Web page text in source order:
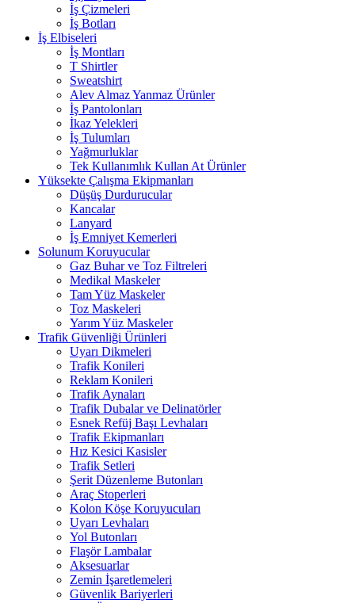
İş Çizmeleri
İş Botları
İş Elbiseleri
İş Montları
T Shirtler
Sweatshirt
Alev Almaz Yanmaz Ürünler
İş Pantolonları
İkaz Yelekleri
İş Tulumları
Yağmurluklar
Tek Kullanımlık Kullan At Ürünler
Yüksekte Çalışma Ekipmanları
Düşüş Durdurucular
Kancalar
Lanyard
İş Emniyet Kemerleri
Solunum Koruyucular
Gaz Buhar ve Toz Filtreleri
Medikal Maskeler
Tam Yüz Maskeler
Toz Maskeleri
Yarım Yüz Maskeler
Trafik Güvenliği Ürünleri
Uyarı Dikmeleri
Trafik Konileri
Reklam Konileri
Trafik Aynaları
Trafik Dubalar ve Delinatörler
Esnek Refüj Başı Levhaları
Trafik Ekipmanları
Hız Kesici Kasisler
Trafik Setleri
Şerit Düzenleme Butonları
Araç Stoperleri
Kolon Köşe Koruyucuları
Uyarı Levhaları
Yol Butonları
Flaşör Lambalar
Aksesuarlar
Zemin İşaretlemeleri
Güvenlik Bariyerleri